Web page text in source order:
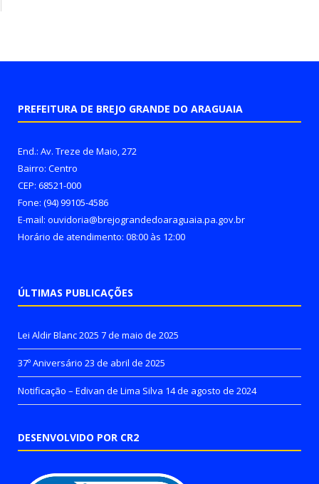
PREFEITURA DE BREJO GRANDE DO ARAGUAIA
End.: Av. Treze de Maio, 272
Bairro: Centro
CEP: 68521-000
Fone: (94) 99105-4586
E-mail: ouvidoria@brejograndedoaraguaia.pa.gov.br
Horário de atendimento: 08:00 às 12:00
ÚLTIMAS PUBLICAÇÕES
Lei Aldir Blanc 2025 7 de maio de 2025
37º Aniversário 23 de abril de 2025
Notificação – Edivan de Lima Silva 14 de agosto de 2024
DESENVOLVIDO POR CR2